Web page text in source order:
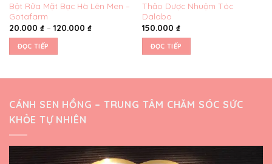
Bột Rửa Mặt Bạc Hà Lên Men –
Gotafarm
20.000 ₫– 120.000 ₫
ĐỌC TIẾP
Thảo Dược Nhuộm Tóc
Dalabo
150.000 ₫
ĐỌC TIẾP
CÁNH SEN HỒNG – TRUNG TÂM CHĂM SÓC SỨC
KHỎE TỰ NHIÊN